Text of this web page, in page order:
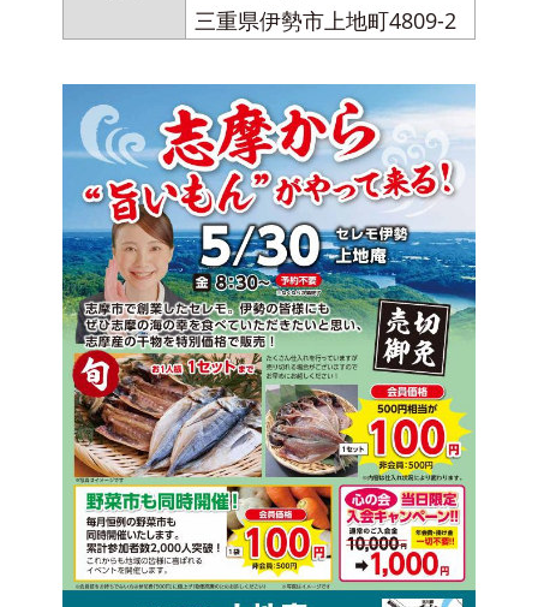
三重県伊勢市上地町4809-2